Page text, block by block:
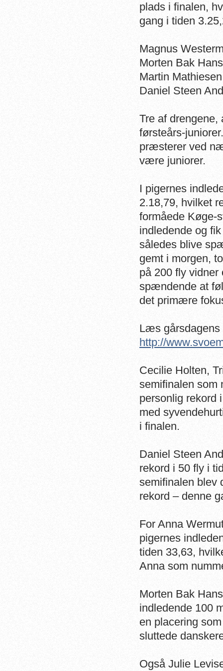
plads i finalen,
gang i tiden
Magnus
Morten Bak
Martin
Daniel Steen
Tre af
førsteårs-
præsterer ved
være juniorer.
I pigernes
2.18,79, hvilket
formåede Køge-
indledende og
således blive
gemt i morgen,
på 200 fly vidner
spændende at
det primære
Læs gårsdagens
http://
Cecilie Holten,
semifinalen som
personlig rekord
med
i finalen.
Daniel Steen
rekord i 50 fly i
semifinalen blev
rekord – denne
For Anna
pigernes
tiden 33,63,
Anna som
Morten Bak
indledende 100
en placering
sluttede
Også Julie